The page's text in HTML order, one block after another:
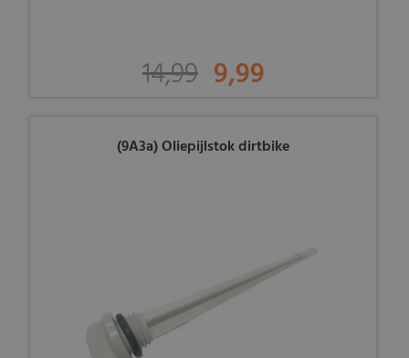
14,99 9,99
(9A3a) Oliepijlstok dirtbike